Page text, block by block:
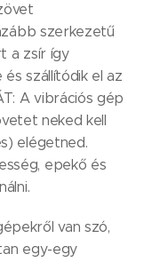
szerkezetű
a zsír így
szállítódik el az
A vibrációs gép
neked kell
elégetned.
epekő és
van szó,
egy-egy